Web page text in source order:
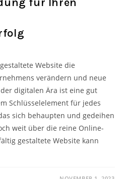
Website die
verändern und neue
digitalen Ära ist eine gut
Schlüsselelement für jedes
sich behaupten und gedeihen
weit über die reine Online-
gestaltete Website kann